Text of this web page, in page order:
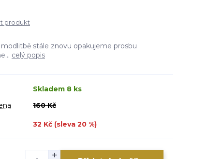
produkt
modlitbě stále znovu opakujeme prosbu
celý popis
Skladem 8 ks
160 Kč
32 Kč (sleva 20 %)